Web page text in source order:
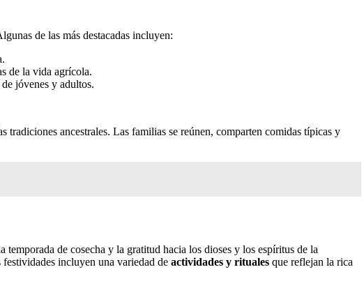
de las más destacadas incluyen:
de la vida agrícola.
jóvenes y adultos.
ancestrales. Las familias se reúnen, comparten comidas típicas y
de cosecha y la gratitud hacia los dioses y los espíritus de la
incluyen una variedad de actividades y rituales que reflejan la rica